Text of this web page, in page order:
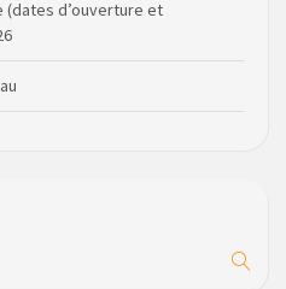
(dates d’ouverture et